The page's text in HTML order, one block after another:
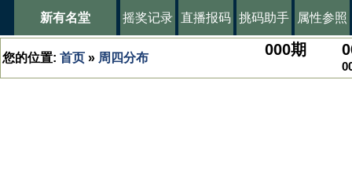
新有名堂 摇奖记录 直播报码 挑码助手 属性参照
您的位置: 首页 » 周四分布 000期